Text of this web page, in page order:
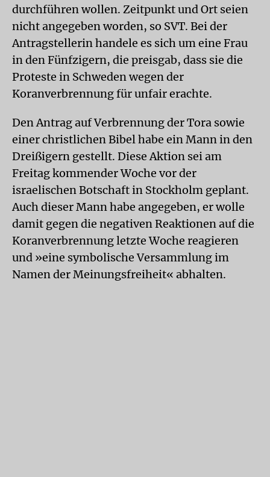
durchführen wollen. Zeitpunkt und Ort seien
nicht angegeben worden, so SVT. Bei der
Antragstellerin handele es sich um eine Frau
in den Fünfzigern, die preisgab, dass sie die
Proteste in Schweden wegen der
Koranverbrennung für unfair erachte.
Den Antrag auf Verbrennung der Tora sowie
einer christlichen Bibel habe ein Mann in den
Dreißigern gestellt. Diese Aktion sei am
Freitag kommender Woche vor der
israelischen Botschaft in Stockholm geplant.
Auch dieser Mann habe angegeben, er wolle
damit gegen die negativen Reaktionen auf die
Koranverbrennung letzte Woche reagieren
und »eine symbolische Versammlung im
Namen der Meinungsfreiheit« abhalten.